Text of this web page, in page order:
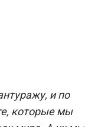
и по
которые мы